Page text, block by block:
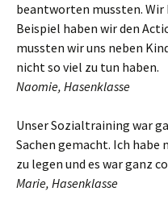
beantworten mussten. Wir
Beispiel haben wir den
mussten wir uns neben
nicht so viel zu tun haben.
Naomie, Hasenklasse
Unser Sozialtraining war
Sachen gemacht. Ich
zu legen und es war ganz
Marie, Hasenklasse